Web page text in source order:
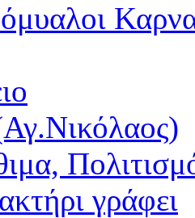
γράφει